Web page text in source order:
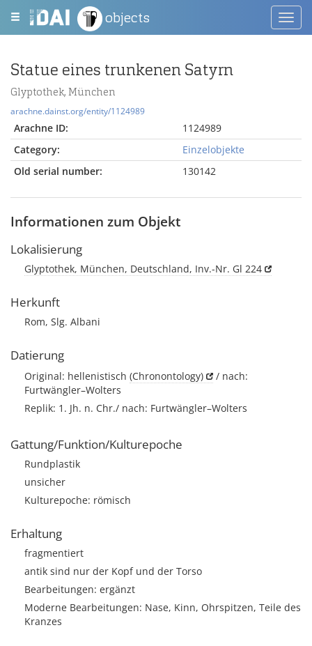
objects
Statue eines trunkenen Satyrn
Glyptothek, München
arachne.dainst.org/entity/1124989
Arachne ID:
1124989
Category:
Einzelobjekte
Old serial number:
130142
Informationen zum Objekt
Lokalisierung
Glyptothek, München, Deutschland, Inv.-Nr. Gl 224
Herkunft
Rom, Slg. Albani
Datierung
Original: hellenistisch (Chronontology)
/ nach:
Furtwängler–Wolters
Replik: 1. Jh. n. Chr./ nach: Furtwängler–Wolters
Gattung/Funktion/Kulturepoche
Rundplastik
unsicher
Kulturepoche: römisch
Erhaltung
fragmentiert
antik sind nur der Kopf und der Torso
Bearbeitungen: ergänzt
Moderne Bearbeitungen: Nase, Kinn, Ohrspitzen, Teile des
Kranzes